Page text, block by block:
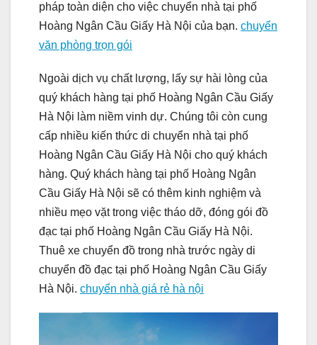
pháp toàn diện cho việc chuyển nhà tại phố
Hoàng Ngân Cầu Giấy Hà Nội của bạn. chuyển
văn phòng trọn gói
Ngoài dịch vụ chất lượng, lấy sự hài lòng của
quý khách hàng tại phố Hoàng Ngân Cầu Giấy
Hà Nội làm niềm vinh dự. Chúng tôi còn cung
cấp nhiều kiến thức di chuyển nhà tại phố
Hoàng Ngân Cầu Giấy Hà Nội cho quý khách
hàng. Quý khách hàng tại phố Hoàng Ngân
Cầu Giấy Hà Nội sẽ có thêm kinh nghiệm và
nhiều mẹo vặt trong việc tháo dỡ, đóng gói đồ
đạc tại phố Hoàng Ngân Cầu Giấy Hà Nội.
Thuê xe chuyển đồ trong nhà trước ngày di
chuyển đồ đạc tại phố Hoàng Ngân Cầu Giấy
Hà Nội. chuyển nhà giá rẻ hà nội